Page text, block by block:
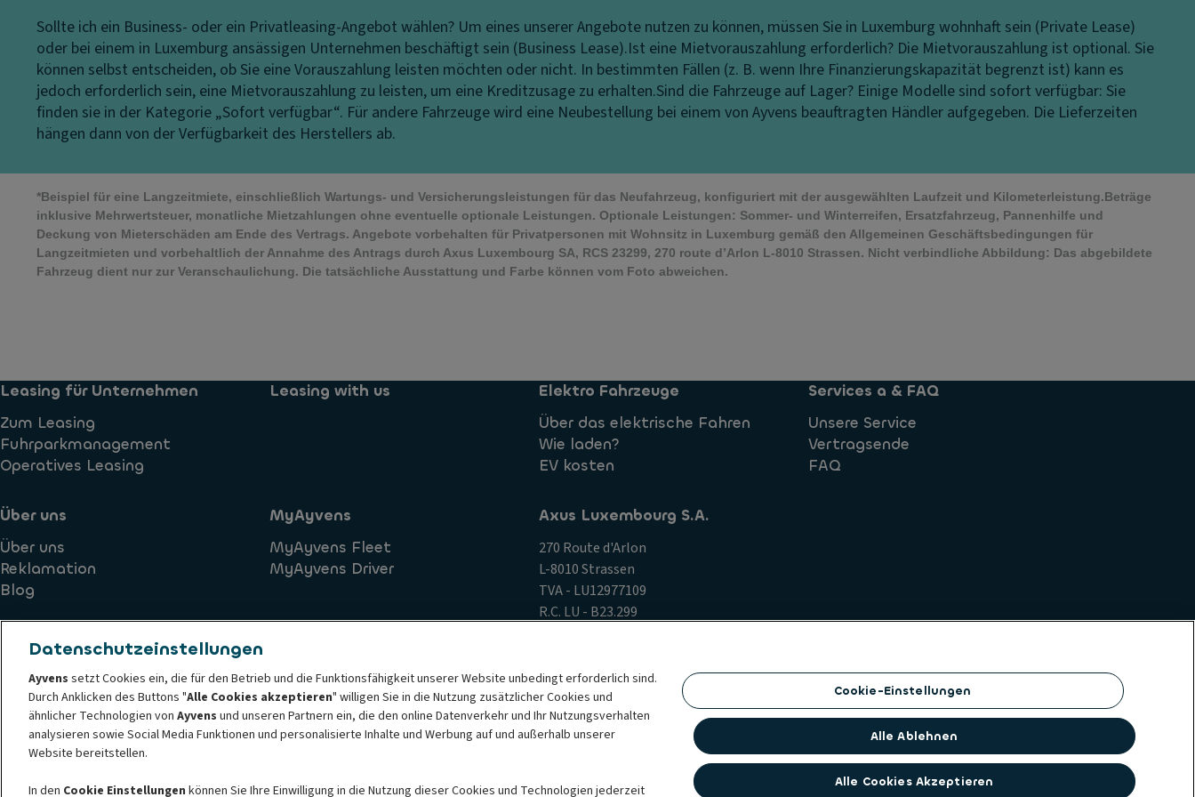
Sollte ich ein Business- oder ein Privatleasing-Angebot wählen? Um eines unserer Angebote nutzen zu können, müssen Sie in Luxemburg wohnhaft sein (Private Lease)
oder bei einem in Luxemburg ansässigen Unternehmen beschäftigt sein (Business Lease).Ist eine Mietvorauszahlung erforderlich? Die Mietvorauszahlung ist optional. Sie
können selbst entscheiden, ob Sie eine Vorauszahlung leisten möchten oder nicht. In bestimmten Fällen (z. B. wenn Ihre Finanzierungskapazität begrenzt ist) kann es
jedoch erforderlich sein, eine Mietvorauszahlung zu leisten, um eine Kreditzusage zu erhalten.Sind die Fahrzeuge auf Lager? Einige Modelle sind sofort verfügbar: Sie
finden sie in der Kategorie „Sofort verfügbar“. Für andere Fahrzeuge wird eine Neubestellung bei einem von Ayvens beauftragten Händler aufgegeben. Die Lieferzeiten
hängen dann von der Verfügbarkeit des Herstellers ab.
*Beispiel für eine Langzeitmiete, einschließlich Wartungs- und Versicherungsleistungen für das Neufahrzeug, konfiguriert mit der ausgewählten Laufzeit und Kilometerleistung.Beträge
inklusive Mehrwertsteuer, monatliche Mietzahlungen ohne eventuelle optionale Leistungen. Optionale Leistungen: Sommer- und Winterreifen, Ersatzfahrzeug, Pannenhilfe und
Deckung von Mieterschäden am Ende des Vertrags. Angebote vorbehalten für Privatpersonen mit Wohnsitz in Luxemburg gemäß den Allgemeinen Geschäftsbedingungen für
Langzeitmieten und vorbehaltlich der Annahme des Antrags durch Axus Luxembourg SA, RCS 23299, 270 route d’Arlon L-8010 Strassen. Nicht verbindliche Abbildung: Das abgebildete
Fahrzeug dient nur zur Veranschaulichung. Die tatsächliche Ausstattung und Farbe können vom Foto abweichen.
Leasing für Unternehmen
Zum Leasing
Fuhrparkmanagement
Operatives Leasing
Leasing with us
Elektro Fahrzeuge
Über das elektrische Fahren
Wie laden?
EV kosten
Services a & FAQ
Unsere Service
Vertragsende
FAQ
Über uns
Über uns
Reklamation
Blog
MyAyvens
MyAyvens Fleet
MyAyvens Driver
Axus Luxembourg S.A.
270 Route d'Arlon
L-8010 Strassen
TVA - LU12977109
R.C. LU - B23.299
Ethik- und Verhaltensprinzipien der Ayvens Cookie-Richtlinie Rechtliche Informationen der Ayvens
Whistleblowing
Datenschutzerklärung der Ayvens
Societe Generale Barrierefreiheit
© 2026 ALD Automotive I LeasePlan stellt Ayvens Group vor, seine neue globale Mobilitätsmarke, die die beiden Unternehmen unter einer gemeinsamen Identität vereint. ALD Automotive | LeasePlan
ist ein führender globaler Akteur für nachhaltige Mobilität, der Full-Service-Leasing, flexible Abonnementdienste, Flottenmanagementdienste und multimobile Lösungen für eine Klientel aus großen
Datenschutzeinstellungen
Ayvens setzt Cookies ein, die für den Betrieb und die Funktionsfähigkeit unserer Website unbedingt erforderlich sind.
Durch Anklicken des Buttons "Alle Cookies akzeptieren" willigen Sie in die Nutzung zusätzlicher Cookies und
ähnlicher Technologien von Ayvens und unseren Partnern ein, die den online Datenverkehr und Ihr Nutzungsverhalten
analysieren sowie Social Media Funktionen und personalisierte Inhalte und Werbung auf und außerhalb unserer
Website bereitstellen.
In den Cookie Einstellungen können Sie Ihre Einwilligung in die Nutzung dieser Cookies und Technologien jederzeit
Cookie-Einstellungen
Alle Ablehnen
Alle Cookies Akzeptieren